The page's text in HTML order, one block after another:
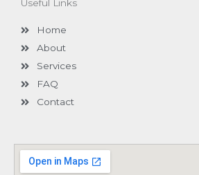
i
-
i
n
Useful Links
Home
About
Services
FAQ
Contact